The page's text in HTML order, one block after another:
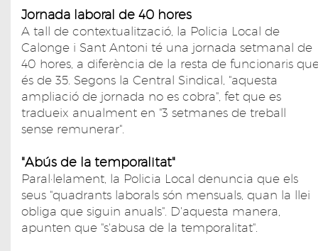
Jornada laboral de 40 hores
A tall de contextualització, la Policia Local de
Calonge i Sant Antoni té una jornada setmanal de
40 hores, a diferència de la resta de funcionaris
és de 35. Segons la Central Sindical, "aquesta
ampliació de jornada no es cobra", fet que es
tradueix anualment en "3 setmanes de treball
sense remunerar".
"Abús de la temporalitat"
Paral·lelament, la Policia Local denuncia que els
seus "quadrants laborals són mensuals, quan la llei
obliga que siguin anuals". D'aquesta manera,
apunten que "s'abusa de la temporalitat".